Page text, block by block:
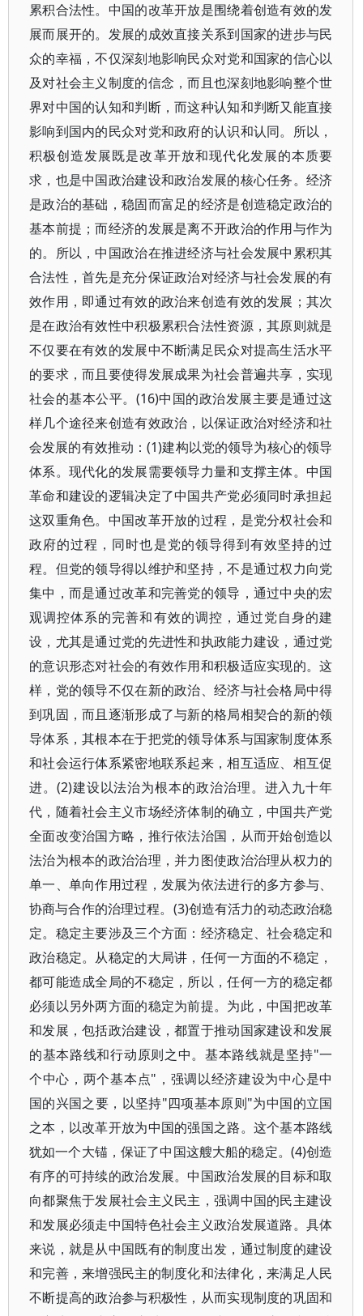
累积合法性。中国的改革开放是围绕着创造有效的发
展而展开的。发展的成效直接关系到国家的进步与民
众的幸福，不仅深刻地影响民众对党和国家的信心以
及对社会主义制度的信念，而且也深刻地影响整个世
界对中国的认知和判断，而这种认知和判断又能直接
影响到国内的民众对党和政府的认识和认同。所以，
积极创造发展既是改革开放和现代化发展的本质要
求，也是中国政治建设和政治发展的核心任务。经济
是政治的基础，稳固而富足的经济是创造稳定政治的
基本前提；而经济的发展是离不开政治的作用与作为
的。所以，中国政治在推进经济与社会发展中累积其
合法性，首先是充分保证政治对经济与社会发展的有
效作用，即通过有效的政治来创造有效的发展；其次
是在政治有效性中积极累积合法性资源，其原则就是
不仅要在有效的发展中不断满足民众对提高生活水平
的要求，而且要使得发展成果为社会普遍共享，实现
社会的基本公平。(16)中国的政治发展主要是通过这
样几个途径来创造有效政治，以保证政治对经济和社
会发展的有效推动：(1)建构以党的领导为核心的领导
体系。现代化的发展需要领导力量和支撑主体。中国
革命和建设的逻辑决定了中国共产党必须同时承担起
这双重角色。中国改革开放的过程，是党分权社会和
政府的过程，同时也是党的领导得到有效坚持的过
程。但党的领导得以维护和坚持，不是通过权力向党
集中，而是通过改革和完善党的领导，通过中央的宏
观调控体系的完善和有效的调控，通过党自身的建
设，尤其是通过党的先进性和执政能力建设，通过党
的意识形态对社会的有效作用和积极适应实现的。这
样，党的领导不仅在新的政治、经济与社会格局中得
到巩固，而且逐渐形成了与新的格局相契合的新的领
导体系，其根本在于把党的领导体系与国家制度体系
和社会运行体系紧密地联系起来，相互适应、相互促
进。(2)建设以法治为根本的政治治理。进入九十年
代，随着社会主义市场经济体制的确立，中国共产党
全面改变治国方略，推行依法治国，从而开始创造以
法治为根本的政治治理，并力图使政治治理从权力的
单一、单向作用过程，发展为依法进行的多方参与、
协商与合作的治理过程。(3)创造有活力的动态政治稳
定。稳定主要涉及三个方面：经济稳定、社会稳定和
政治稳定。从稳定的大局讲，任何一方面的不稳定，
都可能造成全局的不稳定，所以，任何一方的稳定都
必须以另外两方面的稳定为前提。为此，中国把改革
和发展，包括政治建设，都置于推动国家建设和发展
的基本路线和行动原则之中。基本路线就是坚持"一
个中心，两个基本点"，强调以经济建设为中心是中
国的兴国之要，以坚持"四项基本原则"为中国的立国
之本，以改革开放为中国的强国之路。这个基本路线
犹如一个大锚，保证了中国这艘大船的稳定。(4)创造
有序的可持续的政治发展。中国政治发展的目标和取
向都聚焦于发展社会主义民主，强调中国的民主建设
和发展必须走中国特色社会主义政治发展道路。具体
来说，就是从中国既有的制度出发，通过制度的建设
和完善，来增强民主的制度化和法律化，来满足人民
不断提高的政治参与积极性，从而实现制度的巩固和